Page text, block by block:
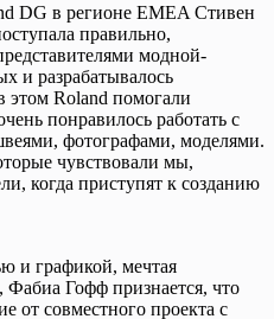
DG в регионе EMEA Стивен
правильно,
модной-
и разрабатывалось
этом Roland помогали
понравилось работать с
фотографами, моделями.
чувствовали мы,
когда приступят к созданию
и графикой, мечтая
Фабиа Гофф признается, что
от совместного проекта с